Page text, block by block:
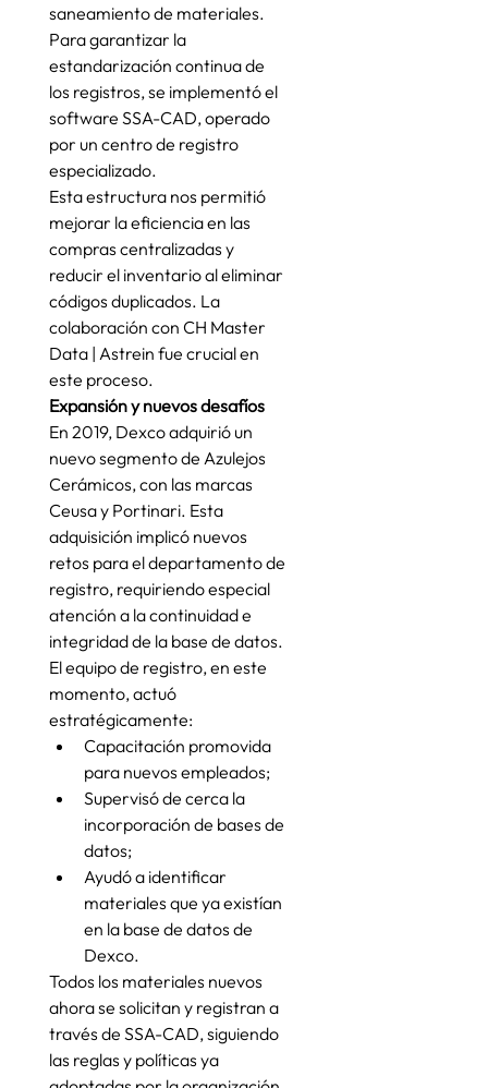
saneamiento de materiales.
Para garantizar la
estandarización continua de
los registros, se implementó el
software SSA-CAD, operado
por un centro de registro
especializado.
Esta estructura nos permitió
mejorar la eficiencia en las
compras centralizadas y
reducir el inventario al eliminar
códigos duplicados. La
colaboración con CH Master
Data | Astrein fue crucial en
este proceso.
Expansión y nuevos desafíos
En 2019, Dexco adquirió un
nuevo segmento de Azulejos
Cerámicos, con las marcas
Ceusa y Portinari. Esta
adquisición implicó nuevos
retos para el departamento de
registro, requiriendo especial
atención a la continuidad e
integridad de la base de datos.
El equipo de registro, en este
momento, actuó
estratégicamente:
Capacitación promovida
para nuevos empleados;
Supervisó de cerca la
incorporación de bases de
datos;
Ayudó a identificar
materiales que ya existían
en la base de datos de
Dexco.
Todos los materiales nuevos
ahora se solicitan y registran a
través de SSA-CAD, siguiendo
las reglas y políticas ya